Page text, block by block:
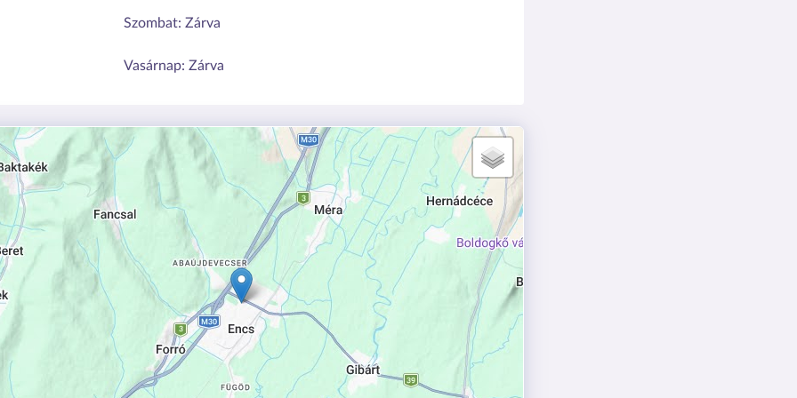
Szombat: Zárva
Vasárnap: Zárva